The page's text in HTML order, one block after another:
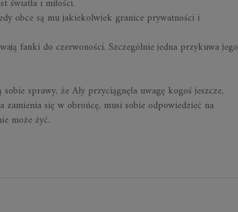
światła i miłości.
obce są mu jakiekolwiek granice prywatności i
fanki do czerwoności. Szczególnie jedna przykuwa jego
sprawy, że Aly przyciągnęła uwagę kogoś jeszcze,
się w obrońcę, musi sobie odpowiedzieć na
może żyć.